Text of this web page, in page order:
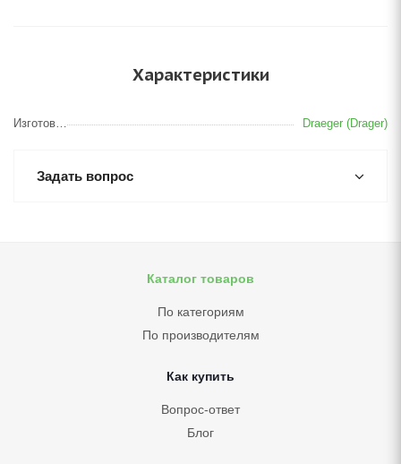
Характеристики
Изготовитель Draeger (Drager)
Задать вопрос
Каталог товаров
По категориям
По производителям
Как купить
Вопрос-ответ
Блог